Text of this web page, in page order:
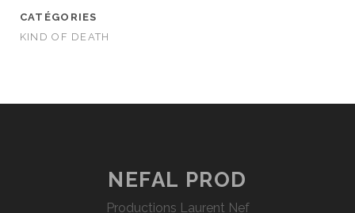
CATÉGORIES
KIND OF DEATH
NEFAL PROD
Productions Laurent Nef